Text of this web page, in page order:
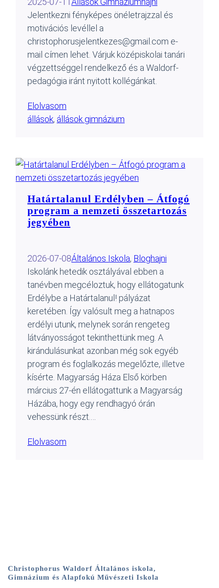
Jelentkezni fényképes önéletrajzzal és
motivációs levéllel a
christophorusjelentkezes@gmail.com e-
mail címen lehet. Várjuk középiskolai tanári
végzettséggel rendelkező és a Waldorf-
pedagógia iránt nyitott kollégánkat.
Elolvasom
állások, állások gimnázium
Határtalanul Erdélyben – Átfogó
program a nemzeti összetartozás
jegyében
2026-07-08Általános Iskola, Bloghajni
Iskolánk hetedik osztályával ebben a
tanévben megcéloztuk, hogy ellátogatunk
Erdélybe a Határtalanul! pályázat
keretében. Így valósult meg a hatnapos
erdélyi utunk, melynek során rengeteg
látványosságot tekinthettünk meg. A
kirándulásunkat azonban még sok egyéb
program és foglalkozás megelőzte, illetve
kísérte. Magyarság Háza Első körben
március 27-én ellátogattunk a Magyarság
Házába, hogy egy rendhagyó órán
vehessünk részt.…
Elolvasom
Christophorus Waldorf Általános iskola,
Gimnázium és Alapfokú Művészeti Iskola